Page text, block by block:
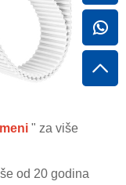
" za više
od 20 godina